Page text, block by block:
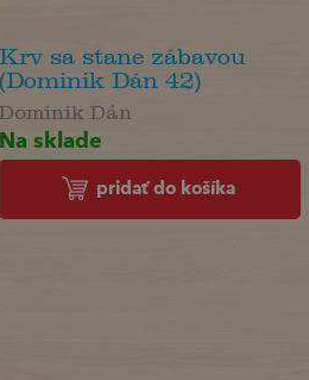
Krv sa stane zábavou
(Dominik Dán 42)
Dominik Dán
Na sklade
pridať do košíka